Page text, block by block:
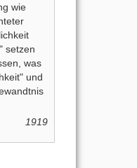
wie
setzen
was
und
1919